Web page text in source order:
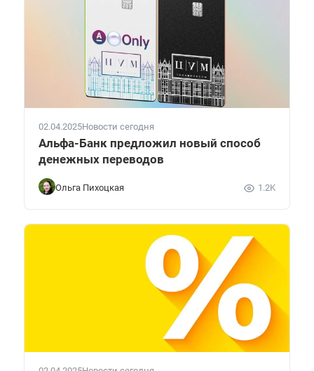
02.04.2025Новости сегодня
Альфа-Банк предложил новый способ
денежных переводов
Ольга Пихоцкая 1.2K